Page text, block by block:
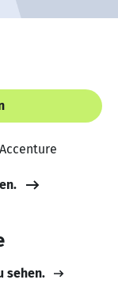
sehen.